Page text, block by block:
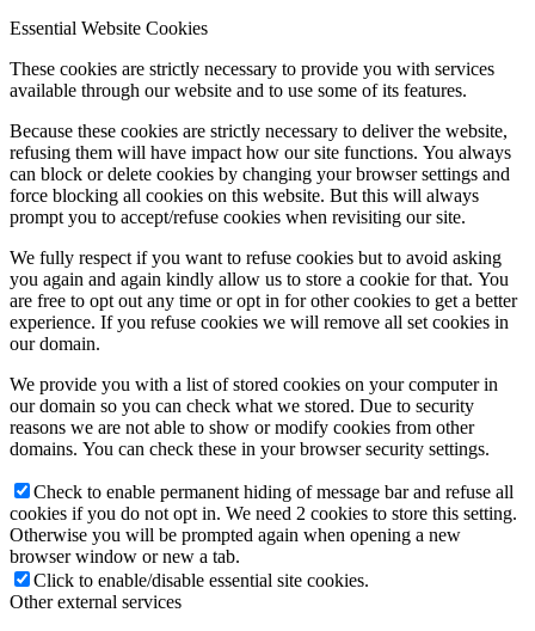
Essential Website Cookies
These cookies are strictly necessary to provide you with services
available through our website and to use some of its features.
Because these cookies are strictly necessary to deliver the website,
refusing them will have impact how our site functions. You always
can block or delete cookies by changing your browser settings and
force blocking all cookies on this website. But this will always
prompt you to accept/refuse cookies when revisiting our site.
We fully respect if you want to refuse cookies but to avoid asking
you again and again kindly allow us to store a cookie for that. You
are free to opt out any time or opt in for other cookies to get a better
experience. If you refuse cookies we will remove all set cookies in
our domain.
We provide you with a list of stored cookies on your computer in
our domain so you can check what we stored. Due to security
reasons we are not able to show or modify cookies from other
domains. You can check these in your browser security settings.
Check to enable permanent hiding of message bar and refuse all
cookies if you do not opt in. We need 2 cookies to store this setting.
Otherwise you will be prompted again when opening a new
browser window or new a tab.
Click to enable/disable essential site cookies.
Other external services